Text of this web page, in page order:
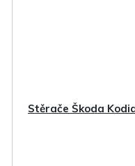
Stěrače Škoda